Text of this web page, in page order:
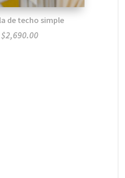
de techo simple
$2,690.00